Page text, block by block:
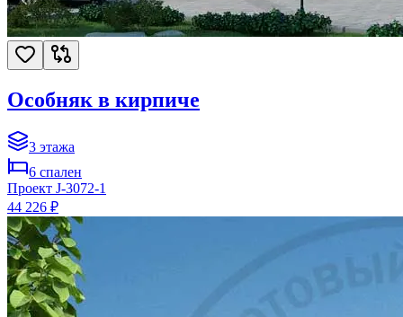
Особняк в кирпиче
3 этажа
6 спален
Проект J-3072-1
44 226 ₽